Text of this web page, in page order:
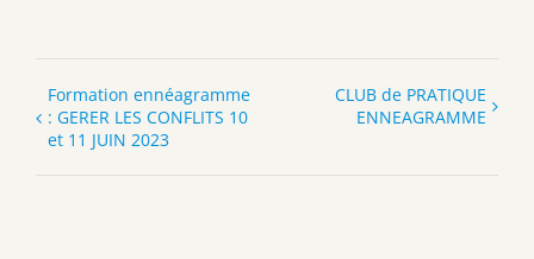
Formation ennéagramme
: GERER LES CONFLITS 10
et 11 JUIN 2023
CLUB de PRATIQUE
ENNEAGRAMME